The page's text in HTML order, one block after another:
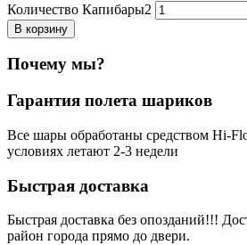
Количество Капибары2
В корзину
Почему мы?
Гарантия полета шариков
Все шары обработаны средством Hi-
условиях летают 2-3 недели
Быстрая доставка
Быстрая доставка без опозданий!!!
район города прямо до двери.